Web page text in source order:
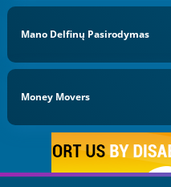
Mano Delfinų Pasirodymas
Money Movers